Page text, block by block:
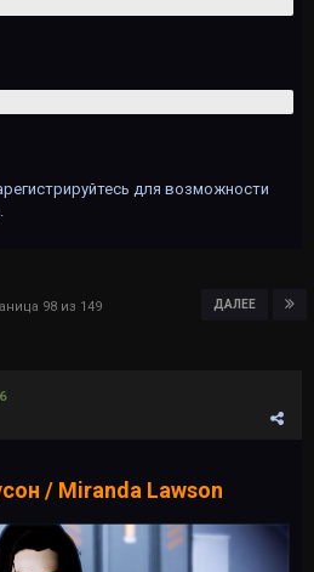
для возможности
ДАЛЕЕ
98 из 149
/ Miranda Lawson